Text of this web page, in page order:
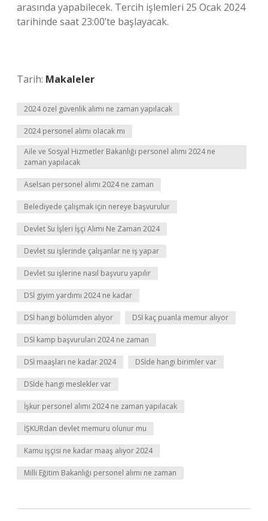
arasında yapabilecek. Tercih işlemleri 25 Ocak 2024
tarihinde saat 23:00’te başlayacak.
Tarih: Makaleler
2024 özel güvenlik alımı ne zaman yapılacak
2024 personel alımı olacak mı
Aile ve Sosyal Hizmetler Bakanlığı personel alımı 2024 ne
zaman yapılacak
Aselsan personel alımı 2024 ne zaman
Belediyede çalışmak için nereye başvurulur
Devlet Su İşleri İşçi Alımı Ne Zaman 2024
Devlet su işlerinde çalışanlar ne iş yapar
Devlet su işlerine nasıl başvuru yapılır
DSİ giyim yardımı 2024 ne kadar
DSİ hangi bölümden alıyor DSİ kaç puanla memur alıyor
DSİ kamp başvuruları 2024 ne zaman
DSİ maaşları ne kadar 2024 DSİde hangi birimler var
DSİde hangi meslekler var
İşkur personel alımı 2024 ne zaman yapılacak
İŞKURdan devlet memuru olunur mu
Kamu işçisi ne kadar maaş alıyor 2024
Milli Eğitim Bakanlığı personel alımı ne zaman